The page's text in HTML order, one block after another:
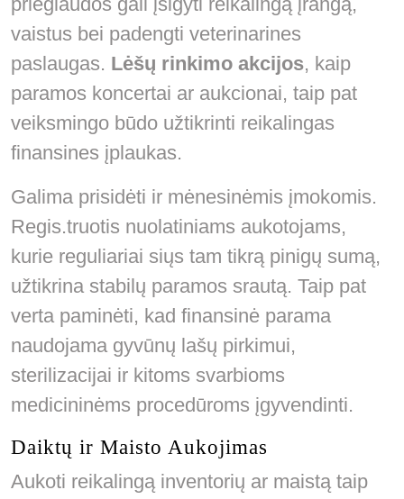
vaistus bei padengti veterinarines
paslaugas. Lėšų rinkimo akcijos, kaip
paramos koncertai ar aukcionai, taip pat
veiksmingo būdo užtikrinti reikalingas
finansines įplaukas.
Galima prisidėti ir mėnesinėmis įmokomis.
Regis.truotis nuolatiniams aukotojams,
kurie reguliariai siųs tam tikrą pinigų sumą,
užtikrina stabilų paramos srautą. Taip pat
verta paminėti, kad finansinė parama
naudojama gyvūnų lašų pirkimui,
sterilizacijai ir kitoms svarbioms
medicininėms procedūroms įgyvendinti.
Daiktų ir Maisto Aukojimas
Aukoti reikalingą inventorių ar maistą taip